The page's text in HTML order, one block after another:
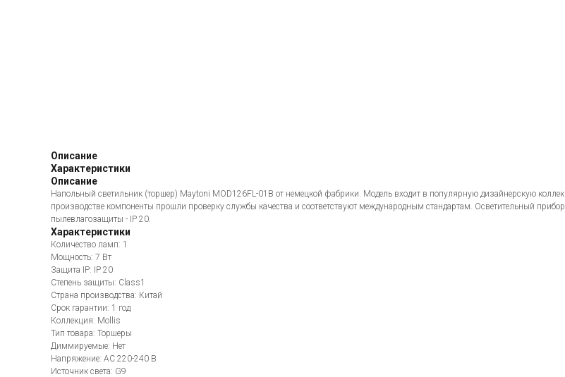
Описание
Характеристики
Описание
Напольный светильник (торшер) Maytoni MOD126FL-01B от немецкой фабрики. Модель входит в популярную дизайнерскую
производстве компоненты прошли проверку службы качества и соответствуют международным стандартам. Осветительный
пылевлагозащиты - IP 20.
Характеристики
Количество ламп: 1
Мощность: 7 Вт
Защита IP: IP 20
Степень защиты: Class1
Страна производства: Китай
Срок гарантии: 1 год
Коллекция: Mollis
Тип товара: Торшеры
Диммируемые: Нет
Напряжение: AC 220-240 В
Источник света: G9